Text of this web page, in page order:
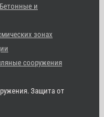
Бетонные и
зонах
сооружения
Защита от